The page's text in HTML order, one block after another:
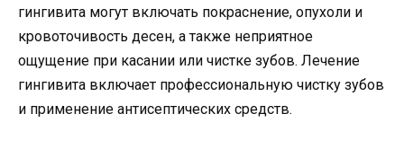
гингивита могут включать покраснение, опухоли и
кровоточивость десен, а также неприятное
ощущение при касании или чистке зубов. Лечение
гингивита включает профессиональную чистку зубов
и применение антисептических средств.